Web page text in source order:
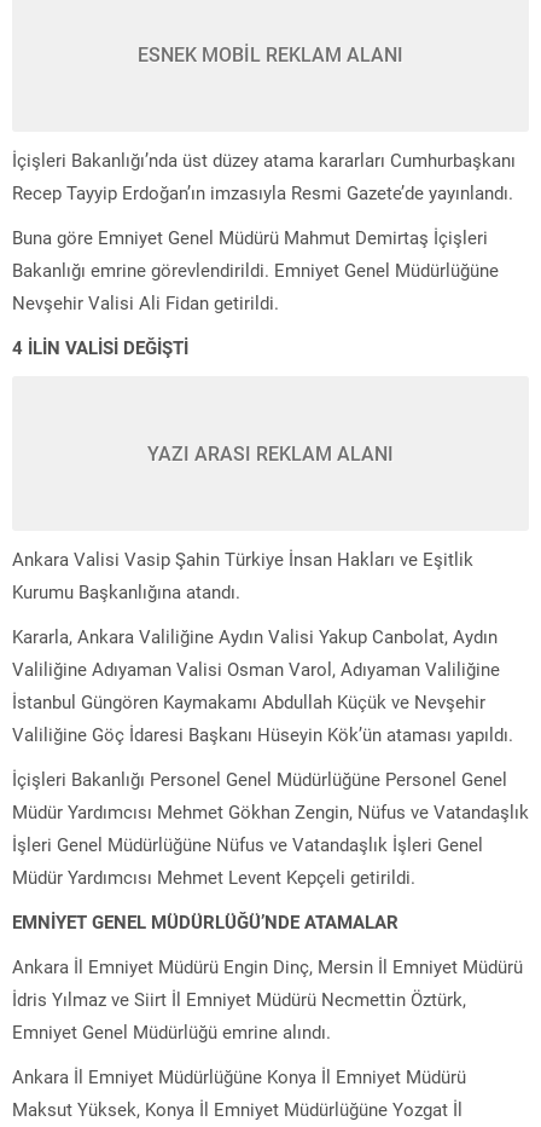
ESNEK MOBİL REKLAM ALANI
İçişleri Bakanlığı’nda üst düzey atama kararları Cumhurbaşkanı
Recep Tayyip Erdoğan’ın imzasıyla Resmi Gazete’de yayınlandı.
Buna göre Emniyet Genel Müdürü Mahmut Demirtaş İçişleri
Bakanlığı emrine görevlendirildi. Emniyet Genel Müdürlüğüne
Nevşehir Valisi Ali Fidan getirildi.
4 İLİN VALİSİ DEĞİŞTİ
YAZI ARASI REKLAM ALANI
Ankara Valisi Vasip Şahin Türkiye İnsan Hakları ve Eşitlik
Kurumu Başkanlığına atandı.
Kararla, Ankara Valiliğine Aydın Valisi Yakup Canbolat, Aydın
Valiliğine Adıyaman Valisi Osman Varol, Adıyaman Valiliğine
İstanbul Güngören Kaymakamı Abdullah Küçük ve Nevşehir
Valiliğine Göç İdaresi Başkanı Hüseyin Kök’ün ataması yapıldı.
İçişleri Bakanlığı Personel Genel Müdürlüğüne Personel Genel
Müdür Yardımcısı Mehmet Gökhan Zengin, Nüfus ve Vatandaşlık
İşleri Genel Müdürlüğüne Nüfus ve Vatandaşlık İşleri Genel
Müdür Yardımcısı Mehmet Levent Kepçeli getirildi.
EMNİYET GENEL MÜDÜRLÜĞÜ’NDE ATAMALAR
Ankara İl Emniyet Müdürü Engin Dinç, Mersin İl Emniyet Müdürü
İdris Yılmaz ve Siirt İl Emniyet Müdürü Necmettin Öztürk,
Emniyet Genel Müdürlüğü emrine alındı.
Ankara İl Emniyet Müdürlüğüne Konya İl Emniyet Müdürü
Maksut Yüksek, Konya İl Emniyet Müdürlüğüne Yozgat İl